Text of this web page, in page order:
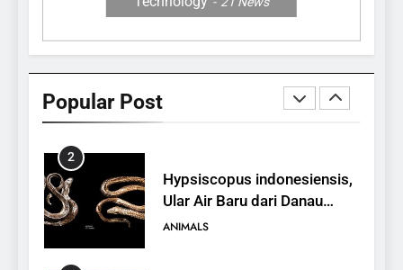
Popular Post
2
Ular Air Baru dari Danau
3
Mengenal Burung Maleo,
Satwa Endemik Sulawesi
yang Terancam Punah
ANIMALS